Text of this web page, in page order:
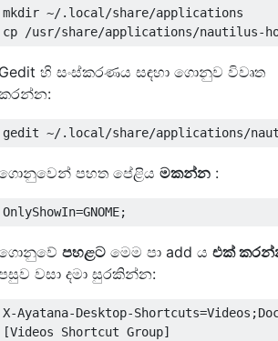
mkdir ~/.local/share/applications
Gedit හි සංස්කරණය සඳහා ගොනුව විවෘත
පහත පේළිය මකන්න :
පහළට මෙම පා add ය එක්
වසා දමා සුරකින්න:
X-Ayatana-Desktop-
[Videos Shortcut Group]